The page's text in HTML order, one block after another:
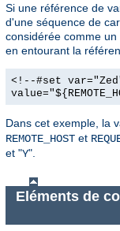
Si une référence de
d'une séquence de
considérée comme
en entourant la
<!--#set
Dans cet exemple, la
REMOTE_HOST et
et "Y".
Eléments de